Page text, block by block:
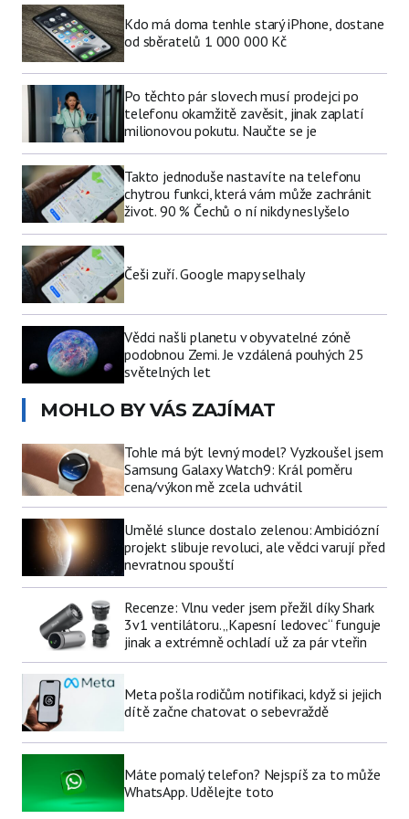
Kdo má doma tenhle starý iPhone, dostane
od sběratelů 1 000 000 Kč
Po těchto pár slovech musí prodejci po
telefonu okamžitě zavěsit, jinak zaplatí
milionovou pokutu. Naučte se je
Takto jednoduše nastavíte na telefonu
chytrou funkci, která vám může zachránit
život. 90 % Čechů o ní nikdy neslyšelo
Češi zuří. Google mapy selhaly
Vědci našli planetu v obyvatelné zóně
podobnou Zemi. Je vzdálená pouhých 25
světelných let
MOHLO BY VÁS ZAJÍMAT
Tohle má být levný model? Vyzkoušel jsem
Samsung Galaxy Watch9: Král poměru
cena/výkon mě zcela uchvátil
Umělé slunce dostalo zelenou: Ambiciózní
projekt slibuje revoluci, ale vědci varují před
nevratnou spouští
Recenze: Vlnu veder jsem přežil díky Shark
3v1 ventilátoru. „Kapesní ledovec“ funguje
jinak a extrémně ochladí už za pár vteřin
Meta pošla rodičům notifikaci, když si jejich
dítě začne chatovat o sebevraždě
Máte pomalý telefon? Nejspíš za to může
WhatsApp. Udělejte toto